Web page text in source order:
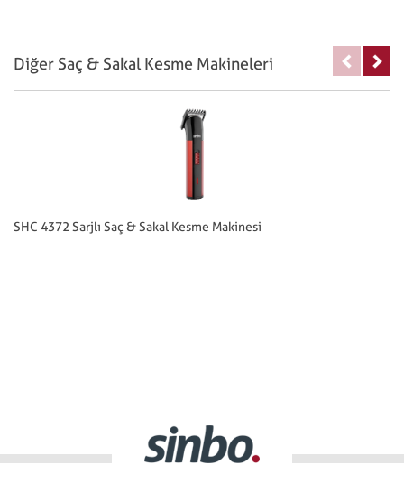
Diğer Saç & Sakal Kesme Makineleri
SHC 4372 Sarjlı Saç & Sakal Kesme Makinesi